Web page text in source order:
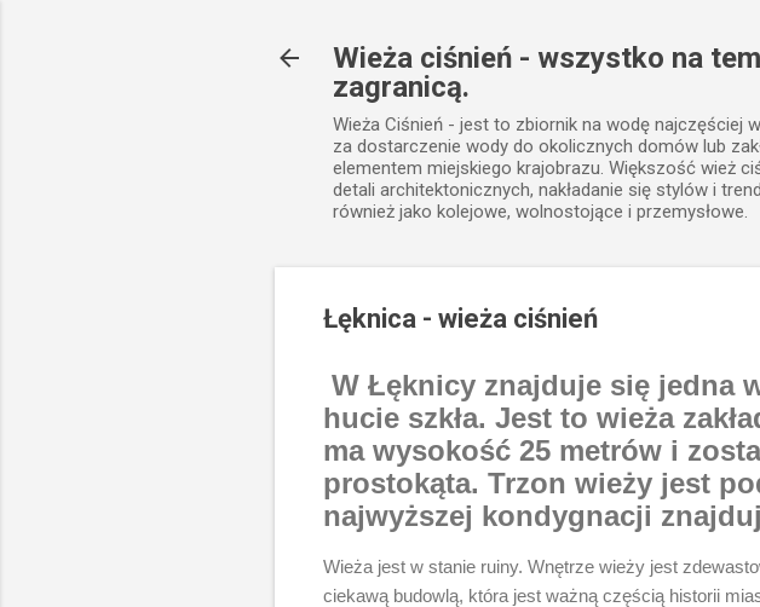
Wieża ciśnień - wszystko na
zagranicą.
Wieża Ciśnień - jest to zbiornik na wodę najczęściej
za dostarczenie wody do okolicznych domów lub
elementem miejskiego krajobrazu. Większość wież
detali architektonicznych, nakładanie się stylów i
również jako kolejowe, wolnostojące i przemysłowe.
Łęknica - wieża ciśnień
W Łęknicy znajduje się jedna
hucie szkła. Jest to wieża
ma wysokość 25 metrów i
prostokąta. Trzon wieży jest
najwyższej kondygnacji
Wieża jest w stanie ruiny. Wnętrze wieży jest
ciekawą budowlą, która jest ważną częścią historii